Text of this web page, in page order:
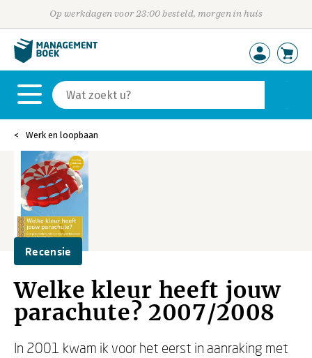
Op werkdagen voor 23:00 besteld, morgen in huis
Werk en loopbaan
Recensie
Welke kleur heeft jouw
parachute? 2007/2008
In 2001 kwam ik voor het eerst in aanraking met